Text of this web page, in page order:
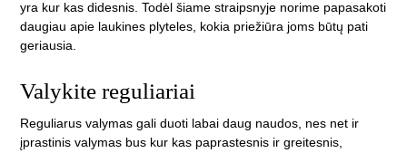
yra kur kas didesnis. Todėl šiame straipsnyje norime papasakoti
daugiau apie laukines plyteles, kokia priežiūra joms būtų pati
geriausia.
Valykite reguliariai
Reguliarus valymas gali duoti labai daug naudos, nes net ir
įprastinis valymas bus kur kas paprastesnis ir greitesnis,